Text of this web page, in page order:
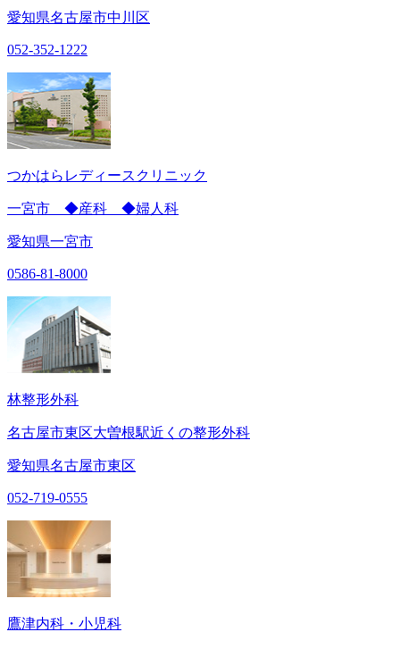
愛知県名古屋市中川区
052-352-1222
つかはらレディースクリニック
一宮市 ◆産科 ◆婦人科
愛知県一宮市
0586-81-8000
林整形外科
名古屋市東区大曽根駅近くの整形外科
愛知県名古屋市東区
052-719-0555
鷹津内科・小児科